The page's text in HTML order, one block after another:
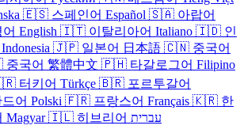
🇪🇸 스페인어 Español 🇸🇦 아랍어
어 English 🇮🇹 이탈리아어 Italiano 🇮🇩 인
🇯🇵 일본어 日本語 🇨🇳 중국어
중국어 繁體中文 🇵🇭 타갈로그어 Filipino
터키어 Türkçe 🇧🇷 포르투갈어
어 Polski 🇫🇷 프랑스어 Français 🇰🇷 한
Magyar 🇮🇱 히브리어 עברית